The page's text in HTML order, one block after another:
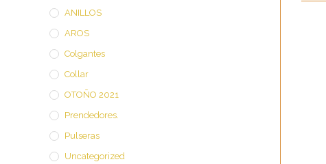
ANILLOS
AROS
Colgantes
Collar
OTOÑO 2021
Prendedores.
Pulseras
Uncategorized